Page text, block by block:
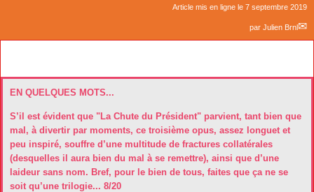
Article mis en ligne le 7 septembre 2019
par Julien Brnl
EN QUELQUES MOTS...
S’il est évident que "La Chute du Président" parvient, tant bien que
mal, à divertir par moments, ce troisième opus, assez longuet et
peu inspiré, souffre d’une multitude de fractures collatérales
(desquelles il aura bien du mal à se remettre), ainsi que d’une
laideur sans nom. Bref, pour le bien de tous, faites que ça ne se
soit qu’une trilogie... 8/20